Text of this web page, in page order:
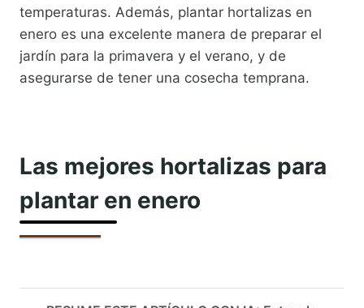
temperaturas. Además, plantar hortalizas en
enero es una excelente manera de preparar el
jardín para la primavera y el verano, y de
asegurarse de tener una cosecha temprana.
Las mejores hortalizas para
plantar en enero